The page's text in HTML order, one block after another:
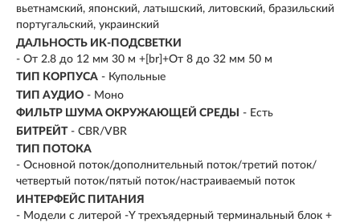
вьетнамский, японский, латышский, литовский, бразильский
португальский, украинский
ДАЛЬНОСТЬ ИК-ПОДСВЕТКИ
- От 2.8 до 12 мм 30 м +[br]+От 8 до 32 мм 50 м
ТИП КОРПУСА - Купольные
ТИП АУДИО - Моно
ФИЛЬТР ШУМА ОКРУЖАЮЩЕЙ СРЕДЫ
- Есть
БИТРЕЙТ - CBR/VBR
ТИП ПОТОКА
- Основной поток/дополнительный поток/третий поток/
четвертый поток/пятый поток/настраиваемый поток
ИНТЕРФЕЙС ПИТАНИЯ
- Модели с литерой -Y трехъядерный терминальный блок +